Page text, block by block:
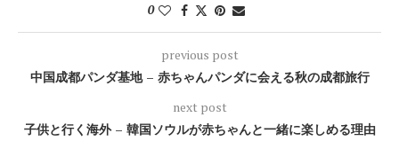
0
previous post
中国成都パンダ基地 – 赤ちゃんパンダに会える秋の成都旅行
next post
子供と行く海外 – 韓国ソウルが赤ちゃんと一緒に楽しめる理由